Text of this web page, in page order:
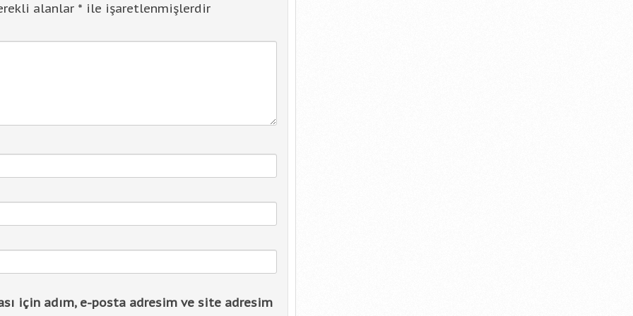
alanlar * ile işaretlenmişlerdir
için adım, e-posta adresim ve site adresim